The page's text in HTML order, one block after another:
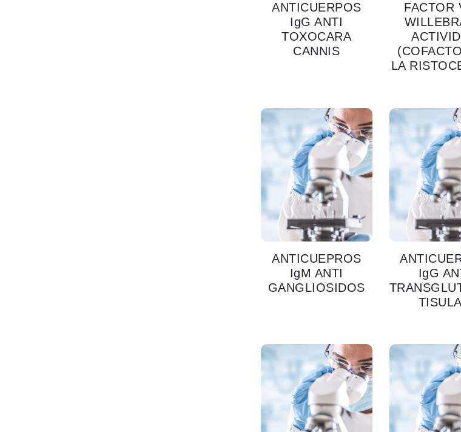
ANTICUERPOS
IgG ANTI
TOXOCARA
CANNIS
FACTOR
LA
ANTICUEPROS
IgM ANTI
GANGLIOSIDOS
IgG